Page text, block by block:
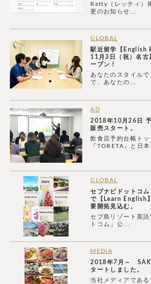
Retty（レッティ）
更のお知らせ...
GLOBAL
駅近留学【English
11月3日（祝）名古
ープン！
あなたのスタイル
で、あなたの...
AD
2018年10月26日 予
販売スタート。
飲食店予約台帳トッ
『TORETA』と日本
GLOBAL
セブナビドットコ
で【Learn English
要開拓見込む。
セブ島リゾート英
トコム」公...
MEDIA
2018年7月～
タートしました。
当社メディアであ